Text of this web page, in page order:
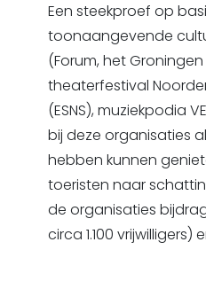
Een steekproef op
toonaangevende
(Forum, het
theaterfestival
(ESNS), muziekpodia
bij deze organisaties
hebben kunnen
toeristen naar
de organisaties
circa 1.100